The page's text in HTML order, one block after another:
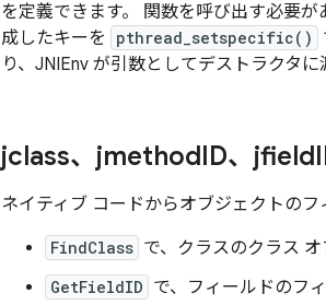
を定義できます。 関数を呼び出す必要が
成したキーを
pthread_setspecific()
り、JNIEnv が引数としてデストラクタに
jclass、jmethodID、jfield
ネイティブ コードからオブジェクトの
FindClass で、クラスのクラス オ
GetFieldID で、フィールドのフ